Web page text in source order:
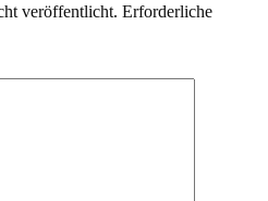
veröffentlicht. Erforderliche